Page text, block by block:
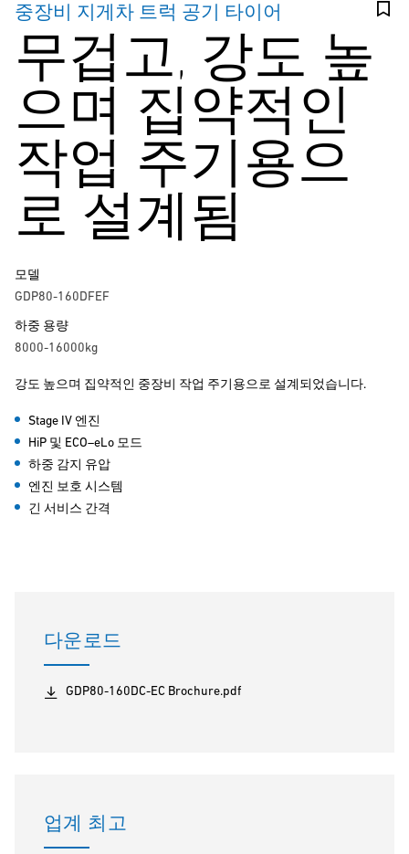
중장비 지게차 트럭 공기 타이어
무겁고, 강도 높
으며 집약적인
작업 주기용으
로 설계됨
모델
GDP80-160DFEF
하중 용량
8000-16000kg
강도 높으며 집약적인 중장비 작업 주기용으로 설계되었습니다.
Stage IV 엔진
HiP 및 ECO–eLo 모드
하중 감지 유압
엔진 보호 시스템
긴 서비스 간격
다운로드
GDP80-160DC-EC Brochure.pdf
업계 최고